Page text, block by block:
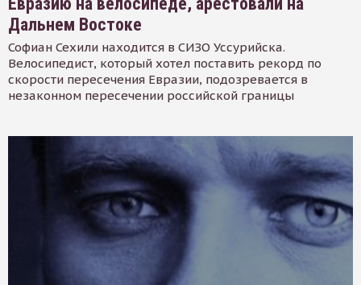
Дальнем Востоке
Софиан Сехили находится в СИЗО Уссурийска.
Велосипедист, который хотел поставить рекорд по
скорости пересечения Евразии, подозревается в
незаконном пересечении российской границы